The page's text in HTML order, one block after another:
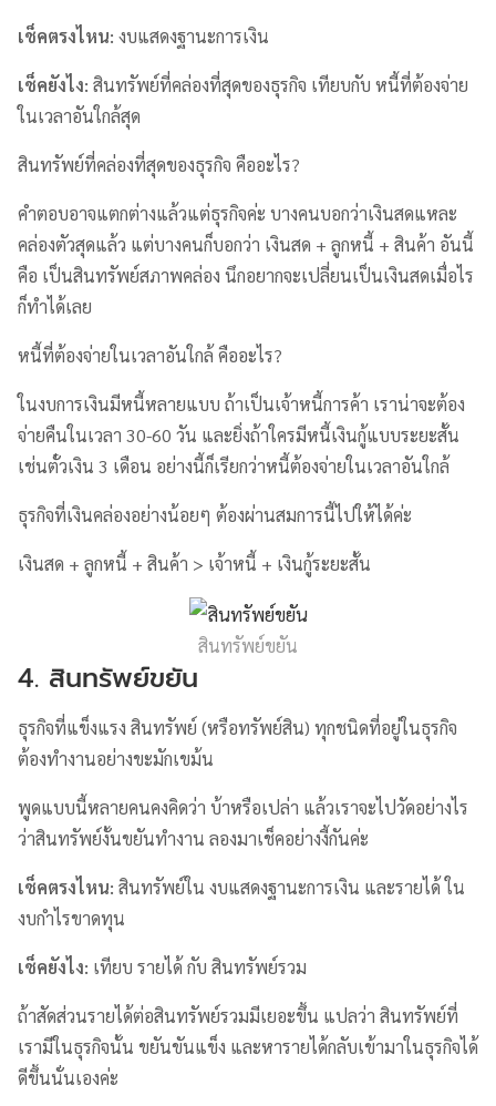
เช็คตรงไหน: งบแสดงฐานะการเงิน
เช็คยังไง: สินทรัพย์ที่คล่องที่สุดของธุรกิจ เทียบกับ หนี้ที่ต้องจ่าย
ในเวลาอันใกล้สุด
สินทรัพย์ที่คล่องที่สุดของธุรกิจ คืออะไร?
คำตอบอาจแตกต่างแล้วแต่ธุรกิจค่ะ บางคนบอกว่าเงินสดแหละ
คล่องตัวสุดแล้ว แต่บางคนก็บอกว่า เงินสด + ลูกหนี้ + สินค้า อันนี้
คือ เป็นสินทรัพย์สภาพคล่อง นึกอยากจะเปลี่ยนเป็นเงินสดเมื่อไร
ก็ทำได้เลย
หนี้ที่ต้องจ่ายในเวลาอันใกล้ คืออะไร?
ในงบการเงินมีหนี้หลายแบบ ถ้าเป็นเจ้าหนี้การค้า เราน่าจะต้อง
จ่ายคืนในเวลา 30-60 วัน และยิ่งถ้าใครมีหนี้เงินกู้แบบระยะสั้น
เช่นตั๋วเงิน 3 เดือน อย่างนี้ก็เรียกว่าหนี้ต้องจ่ายในเวลาอันใกล้
ธุรกิจที่เงินคล่องอย่างน้อยๆ ต้องผ่านสมการนี้ไปให้ได้ค่ะ
เงินสด + ลูกหนี้ + สินค้า > เจ้าหนี้ + เงินกู้ระยะสั้น
สินทรัพย์ขยัน
4. สินทรัพย์ขยัน
ธุรกิจที่แข็งแรง สินทรัพย์ (หรือทรัพย์สิน) ทุกชนิดที่อยู่ในธุรกิจ
ต้องทำงานอย่างขะมักเขม้น
พูดแบบนี้หลายคนคงคิดว่า บ้าหรือเปล่า แล้วเราจะไปวัดอย่างไร
ว่าสินทรัพย์งั้นขยันทำงาน ลองมาเช็คอย่างงี้กันค่ะ
เช็คตรงไหน: สินทรัพย์ใน งบแสดงฐานะการเงิน และรายได้ ใน
งบกำไรขาดทุน
เช็คยังไง: เทียบ รายได้ กับ สินทรัพย์รวม
ถ้าสัดส่วนรายได้ต่อสินทรัพย์รวมมีเยอะขึ้น แปลว่า สินทรัพย์ที่
เรามีในธุรกิจนั้น ขยันขันแข็ง และหารายได้กลับเข้ามาในธุรกิจได้
ดีขึ้นนั่นเองค่ะ